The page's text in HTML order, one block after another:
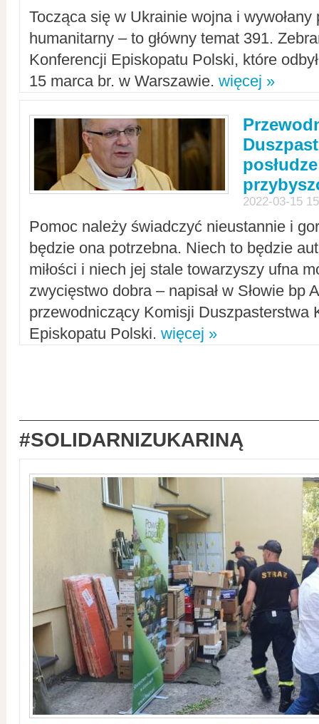
Tocząca się w Ukrainie wojna i
humanitarny – to główny temat 391.
Konferencji Episkopatu Polski, które
15 marca br. w Warszawie. więcej »
2022-03-15
Pomoc należy świadczyć nieustannie i
będzie ona potrzebna. Niech to będzie
miłości i niech jej stale towarzyszy ufna
zwycięstwo dobra – napisał w Słowie bp
przewodniczący Komisji Duszpasterstwa
Episkopatu Polski. więcej »
#SOLIDARNIZUKARINĄ